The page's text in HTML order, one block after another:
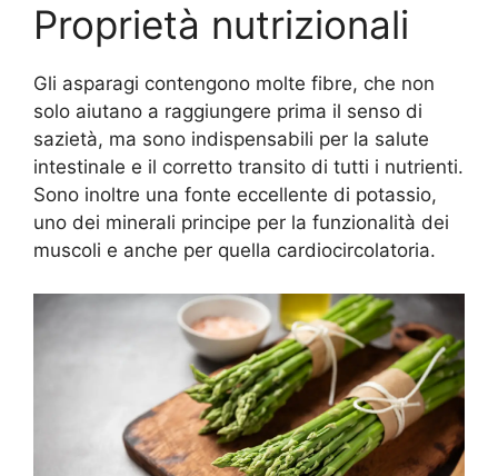
Proprietà nutrizionali
Gli asparagi contengono molte fibre, che non
solo aiutano a raggiungere prima il senso di
sazietà, ma sono indispensabili per la salute
intestinale e il corretto transito di tutti i nutrienti.
Sono inoltre una fonte eccellente di potassio,
uno dei minerali principe per la funzionalità dei
muscoli e anche per quella cardiocircolatoria.